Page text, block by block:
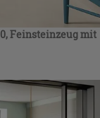
Feinsteinzeug mit